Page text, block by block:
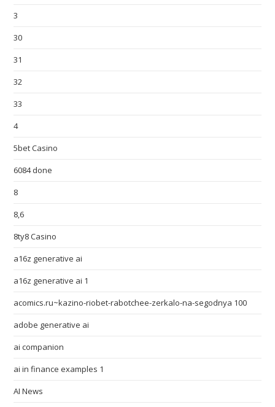
3
30
31
32
33
4
5bet Casino
6084 done
8
8,6
8ty8 Casino
a16z generative ai
a16z generative ai 1
acomics.ru~kazino-riobet-rabotchee-zerkalo-na-segodnya 100
adobe generative ai
ai companion
ai in finance examples 1
AI News